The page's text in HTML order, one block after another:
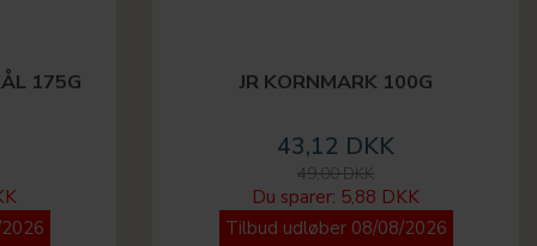
175G JR KORNMARK 100G
43,12 DKK
49,00 DKK
Du sparer: 5,88 DKK
Tilbud udløber 08/08/2026